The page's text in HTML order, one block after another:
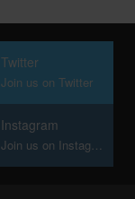
Twitter
Join us on Twitter
Instagram
Join us on Instagram